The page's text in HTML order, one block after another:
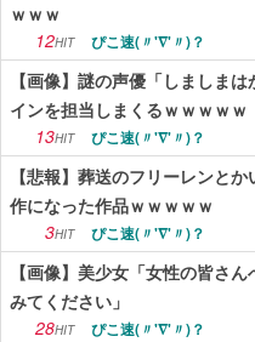
ｗｗｗ
12HIT ぴこ速(〃'∇'〃)？
【画像】謎の声優「しましま
インを担当しまくるｗｗｗｗｗ
13HIT ぴこ速(〃'∇'〃)？
【悲報】葬送のフリーレンと
作になった作品ｗｗｗｗｗ
3HIT ぴこ速(〃'∇'〃)？
【画像】美少女「女性の皆さ
みてください」
28HIT ぴこ速(〃'∇'〃)？